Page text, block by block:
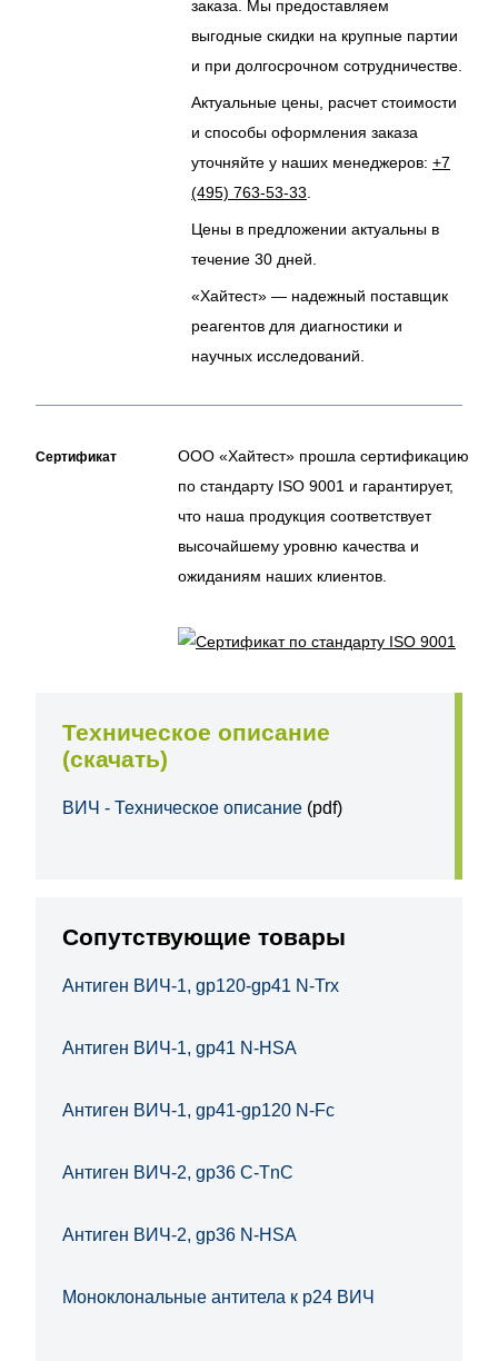
заказа. Мы предоставляем
выгодные скидки на крупные партии
и при долгосрочном сотрудничестве.
Актуальные цены, расчет стоимости
и способы оформления заказа
уточняйте у наших менеджеров: +7
(495) 763-53-33
Цены в предложении актуальны в
течение 30 дней.
«Хайтест» — надежный поставщик
реагентов для диагностики и
научных исследований.
Сертификат
ООО «Хайтест» прошла сертификацию
по стандарту ISO 9001 и гарантирует,
что наша продукция соответствует
высочайшему уровню качества и
ожиданиям наших клиентов.
Техническое описание
(скачать)
ВИЧ - Техническое описание (pdf)
Сопутствующие товары
Антиген ВИЧ-1, gp120-gp41 N-Trx
Антиген ВИЧ-1, gp41 N-HSA
Антиген ВИЧ-1, gp41-gp120 N-Fc
Антиген ВИЧ-2, gp36 C-TnC
Антиген ВИЧ-2, gp36 N-HSA
Моноклональные антитела к р24 ВИЧ